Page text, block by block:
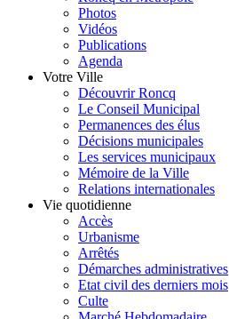
Photos
Vidéos
Publications
Agenda
Votre Ville
Découvrir Roncq
Le Conseil Municipal
Permanences des élus
Décisions municipales
Les services municipaux
Mémoire de la Ville
Relations internationales
Vie quotidienne
Accès
Urbanisme
Arrêtés
Démarches administratives
Etat civil des derniers mois
Culte